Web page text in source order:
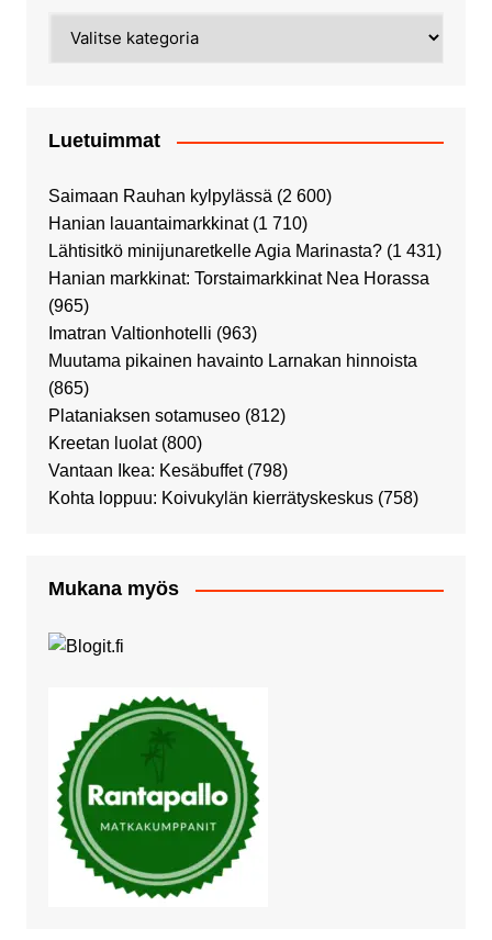
Luetuimmat
Saimaan Rauhan kylpylässä (2 600)
Hanian lauantaimarkkinat (1 710)
Lähtisitkö minijunaretkelle Agia Marinasta? (1 431)
Hanian markkinat: Torstaimarkkinat Nea Horassa
(965)
Imatran Valtionhotelli (963)
Muutama pikainen havainto Larnakan hinnoista
(865)
Plataniaksen sotamuseo (812)
Kreetan luolat (800)
Vantaan Ikea: Kesäbuffet (798)
Kohta loppuu: Koivukylän kierrätyskeskus (758)
Mukana myös